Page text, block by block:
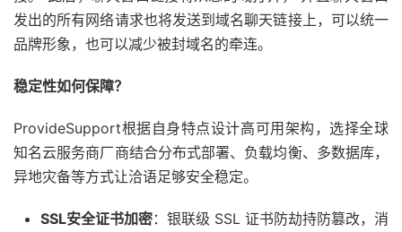
发出的所有网络请求也将发送到域名聊天链接上，可以统一
品牌形象，也可以减少被封域名的牵连。
稳定性如何保障？
ProvideSupport根据自身特点设计高可用架构，选择全球
知名云服务商厂商结合分布式部署、负载均衡、多数据库，
异地灾备等方式让洽语足够安全稳定。
SSL安全证书加密：银联级 SSL 证书防劫持防篡改，消